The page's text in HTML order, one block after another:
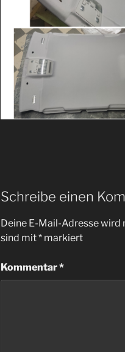
Schreibe einen
Deine E-Mail-Adresse
sind mit*markiert
Kommentar*